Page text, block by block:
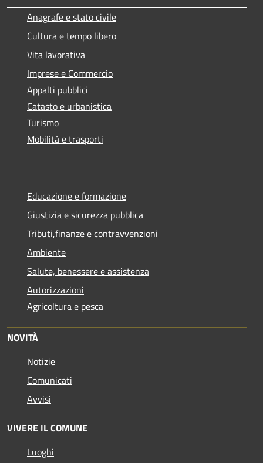
Anagrafe e stato civile
Cultura e tempo libero
Vita lavorativa
Imprese e Commercio
Appalti pubblici
Catasto e urbanistica
Turismo
Mobilità e trasporti
Educazione e formazione
Giustizia e sicurezza pubblica
Tributi,finanze e contravvenzioni
Ambiente
Salute, benessere e assistenza
Autorizzazioni
Agricoltura e pesca
NOVITÀ
Notizie
Comunicati
Avvisi
VIVERE IL COMUNE
Luoghi